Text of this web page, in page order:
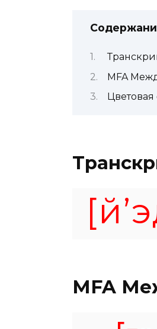
MFA
Цветовая
MFA